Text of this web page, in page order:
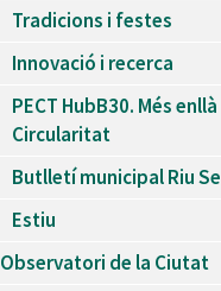
Del01/07/2024al31/08/2026
Decorem! Conte 'La
Tradicions i festes
Innovació i recerca
PECT HubB30. Més
Circularitat
Butlletí municipal Riu
Estiu
Observatori de la Ciutat